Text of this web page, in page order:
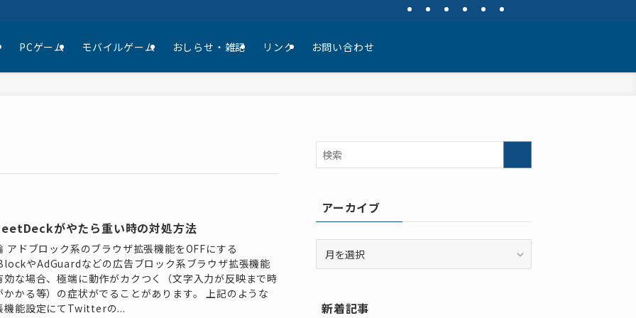
PCゲーム モバイルゲーム おしらせ・雑記 リンク お問い合わせ
がやたら重い時の対処方法
アドブロック系のブラウザ拡張機能をOFFにする
やAdGuardなどの広告ブロック系ブラウザ拡張機能
効な場合、極端に動作がカクつく（文字入力が反映まで時
かかる等）の症状がでることがあります。 上記のような
機能設定にてTwitterの...
アーカイブ
ー
ブ
新着記事